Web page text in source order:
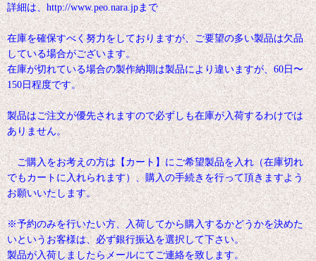
詳細は、http://www.peo.nara.jpまで
在庫を確保すべく努力をしておりますが、ご要望の多い製品は欠品
している場合がございます。
在庫が切れている場合の製作納期は製品により違いますが、60日〜
150日程度です。
製品はご注文が優先されますので必ずしも在庫が入荷するわけでは
ありません。
ご購入をお考えの方は【カート】にご希望製品を入れ（在庫切れ
でもカートに入れられます）、購入の手続きを行って頂きますよう
お願いいたします。
※予約のみを行いたい方、入荷してから購入するかどうかを決めた
いというお客様は、必ず銀行振込を選択して下さい。
製品が入荷しましたらメールにてご連絡を致します。